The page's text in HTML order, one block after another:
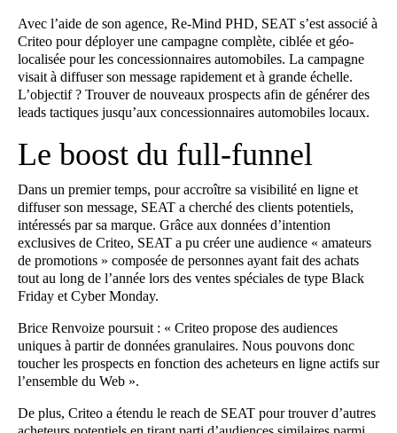
Avec l’aide de son agence, Re-Mind PHD, SEAT s’est associé à
Criteo pour déployer une campagne complète, ciblée et géo-
localisée pour les concessionnaires automobiles. La campagne
visait à diffuser son message rapidement et à grande échelle.
L’objectif ? Trouver de nouveaux prospects afin de générer des
leads tactiques jusqu’aux concessionnaires automobiles locaux.
Le boost du full-funnel
Dans un premier temps, pour accroître sa visibilité en ligne et
diffuser son message, SEAT a cherché des clients potentiels,
intéressés par sa marque. Grâce aux données d’intention
exclusives de Criteo, SEAT a pu créer une audience « amateurs
de promotions » composée de personnes ayant fait des achats
tout au long de l’année lors des ventes spéciales de type Black
Friday et Cyber Monday.
Brice Renvoize poursuit : « Criteo propose des audiences
uniques à partir de données granulaires. Nous pouvons donc
toucher les prospects en fonction des acheteurs en ligne actifs sur
l’ensemble du Web ».
De plus, Criteo a étendu le reach de SEAT pour trouver d’autres